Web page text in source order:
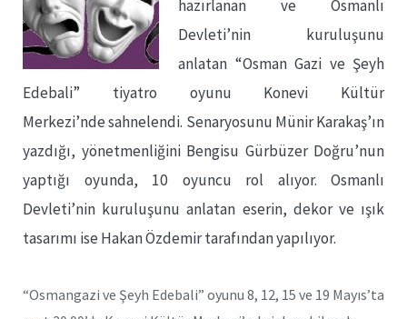
hazırlanan ve Osmanlı
Devleti’nin kuruluşunu
anlatan “Osman Gazi ve Şeyh
Edebali” tiyatro oyunu Konevi Kültür
Merkezi’nde sahnelendi. Senaryosunu Münir Karakaş’ın
yazdığı, yönetmenliğini Bengisu Gürbüzer Doğru’nun
yaptığı oyunda, 10 oyuncu rol alıyor. Osmanlı
Devleti’nin kuruluşunu anlatan eserin, dekor ve ışık
tasarımı ise Hakan Özdemir tarafından yapılıyor.
“Osmangazi ve Şeyh Edebali” oyunu 8, 12, 15 ve 19 Mayıs’ta